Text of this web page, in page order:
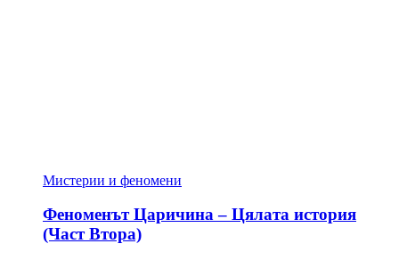
Мистерии и феномени
Феноменът Царичина – Цялата история
(Част Втора)